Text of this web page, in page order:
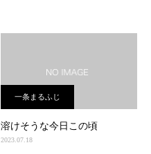
一条まるふじ
溶けそうな今日この頃
2023.07.18